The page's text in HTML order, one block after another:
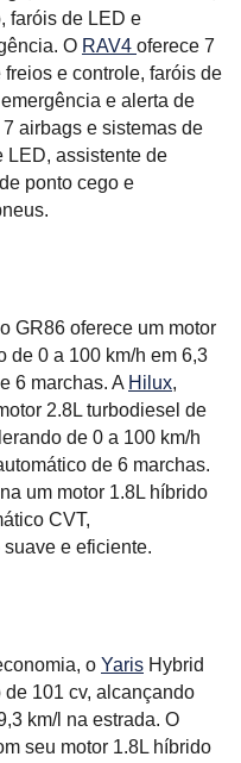
faróis de LED e
O RAV4 oferece 7
e controle, faróis de
e alerta de
airbags e sistemas de
LED, assistente de
ponto cego e
GR86 oferece um motor
de 0 a 100 km/h em 6,3
6 marchas. A Hilux,
2.8L turbodiesel de
de 0 a 100 km/h
de 6 marchas.
um motor 1.8L híbrido
CVT,
e eficiente.
o Yaris Hybrid
101 cv, alcançando
km/l na estrada. O
seu motor 1.8L híbrido